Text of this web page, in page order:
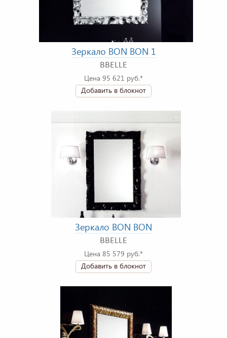
Зеркало BON BON 1
BBELLE
Цена 95 621 руб.*
Добавить в блокнот
Зеркало BON BON
BBELLE
Цена 85 579 руб.*
Добавить в блокнот